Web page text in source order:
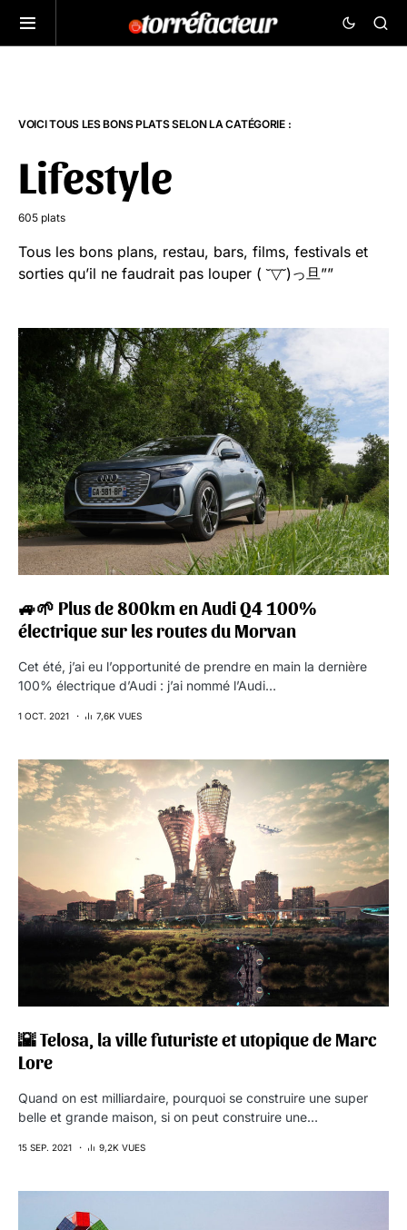
VOICI TOUS LES BONS PLATS SELON LA CATÉGORIE :
Lifestyle
605 plats
Tous les bons plans, restau, bars, films, festivals et
sorties qu’il ne faudrait pas louper ( ˘▽˘)っ旦””
🚙🌱 Plus de 800km en Audi Q4 100%
électrique sur les routes du Morvan
Cet été, j’ai eu l’opportunité de prendre en main la dernière
100% électrique d’Audi : j’ai nommé l’Audi…
1 OCT. 2021 7,6K VUES
🌇 Telosa, la ville futuriste et utopique de Marc
Lore
Quand on est milliardaire, pourquoi se construire une super
belle et grande maison, si on peut construire une…
15 SEP. 2021 9,2K VUES